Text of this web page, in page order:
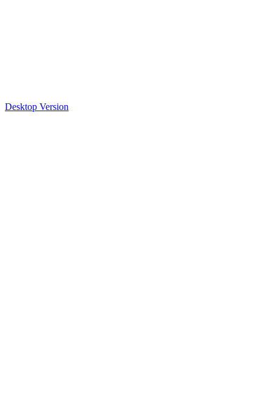
Desktop Version